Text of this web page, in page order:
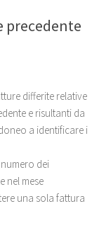
precedente
differite relative
e risultanti da
a identificare i
numero dei
nel mese
una sola fattura